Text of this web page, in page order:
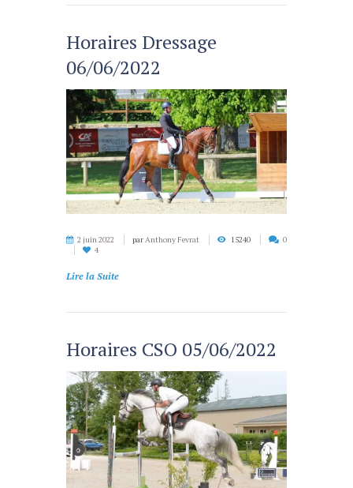
Horaires Dressage
06/06/2022
2 juin 2022 parAnthony Fevrat 15240
0
4
Lire la Suite
Horaires CSO 05/06/2022